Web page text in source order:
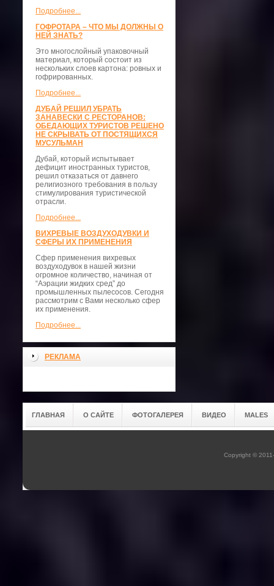
Подробнее...
ГОФРОТАРА – ЧТО МЫ ДОЛЖНЫ О
НЕЙ ЗНАТЬ?
Это многослойный упаковочный
материал, который состоит из
нескольких слоев картона: ровных и
гофрированных.
Подробнее...
ДУБАЙ РЕШИЛ УБРАТЬ
ЗАНАВЕСКИ С РЕСТОРАНОВ:
ОБЕДАЮЩИХ ТУРИСТОВ РЕШЕНО
НЕ СКРЫВАТЬ ОТ ПОСТЯЩИХСЯ
МУСУЛЬМАН
Дубай, который испытывает
дефицит иностранных туристов,
решил отказаться от давнего
религиозного требования в пользу
стимулирования туристической
отрасли.
Подробнее...
ВИХРЕВЫЕ ВОЗДУХОДУВКИ И
СФЕРЫ ИХ ПРИМЕНЕНИЯ
Сфер применения вихревых
воздуходувок в нашей жизни
огромное количество, начиная от
“Аэрации жидких сред” до
промышленных пылесосов. Сегодня
рассмотрим с Вами несколько сфер
их применения.
Подробнее...
РЕКЛАМА
ГЛАВНАЯ О САЙТЕ ФОТОГАЛЕРЕЯ ВИДЕО MALES
Copyright ©